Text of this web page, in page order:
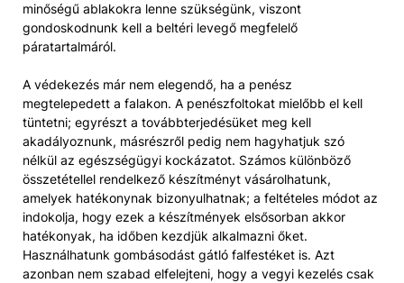
minőségű ablakokra lenne szükségünk, viszont
gondoskodnunk kell a beltéri levegő megfelelő
páratartalmáról.
A védekezés már nem elegendő, ha a penész
megtelepedett a falakon. A penészfoltokat mielőbb el kell
tüntetni; egyrészt a továbbterjedésüket meg kell
akadályoznunk, másrészről pedig nem hagyhatjuk szó
nélkül az egészségügyi kockázatot. Számos különböző
összetétellel rendelkező készítményt vásárolhatunk,
amelyek hatékonynak bizonyulhatnak; a feltételes módot az
indokolja, hogy ezek a készítmények elsősorban akkor
hatékonyak, ha időben kezdjük alkalmazni őket.
Használhatunk gombásodást gátló falfestéket is. Azt
azonban nem szabad elfelejteni, hogy a vegyi kezelés csak